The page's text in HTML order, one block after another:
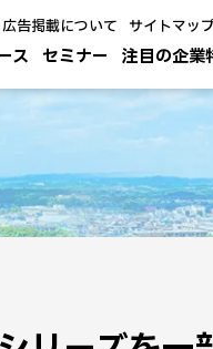
ス セミナー 注目の企業
広告掲載について サイトマッ